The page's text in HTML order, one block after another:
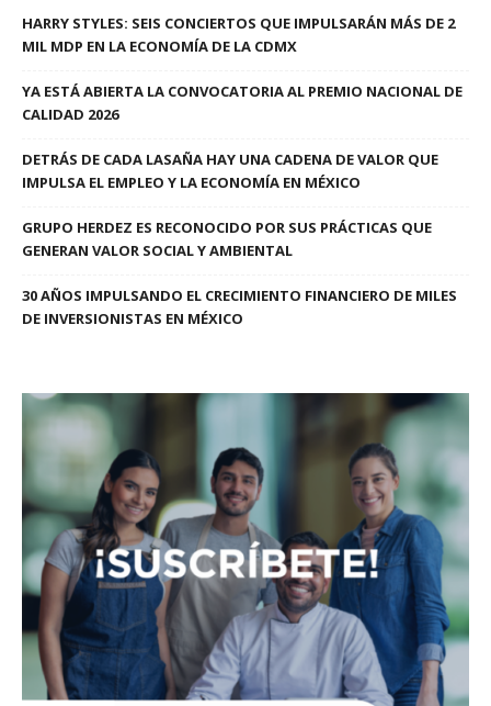
HARRY STYLES: SEIS CONCIERTOS QUE IMPULSARÁN MÁS DE 2
MIL MDP EN LA ECONOMÍA DE LA CDMX
YA ESTÁ ABIERTA LA CONVOCATORIA AL PREMIO NACIONAL DE
CALIDAD 2026
DETRÁS DE CADA LASAÑA HAY UNA CADENA DE VALOR QUE
IMPULSA EL EMPLEO Y LA ECONOMÍA EN MÉXICO
GRUPO HERDEZ ES RECONOCIDO POR SUS PRÁCTICAS QUE
GENERAN VALOR SOCIAL Y AMBIENTAL
30 AÑOS IMPULSANDO EL CRECIMIENTO FINANCIERO DE MILES
DE INVERSIONISTAS EN MÉXICO